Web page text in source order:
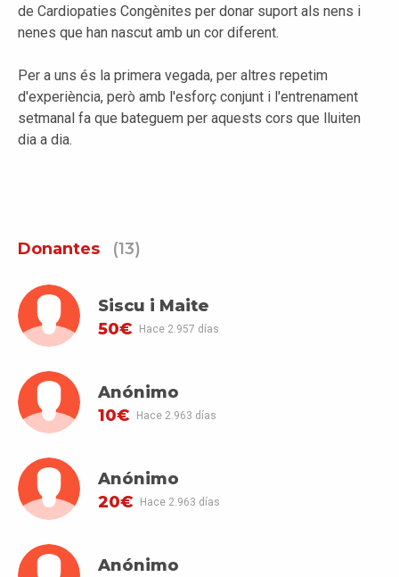
de Cardiopaties Congènites per donar suport als nens i
nenes que han nascut amb un cor diferent.
Per a uns és la primera vegada, per altres repetim
d'experiència, però amb l'esforç conjunt i l'entrenament
setmanal fa que bateguem per aquests cors que lluiten
dia a dia.
Donantes (13)
Siscu i Maite
50€
Hace 2.957 días
Anónimo
10€
Hace 2.963 días
Anónimo
20€
Hace 2.963 días
Anónimo